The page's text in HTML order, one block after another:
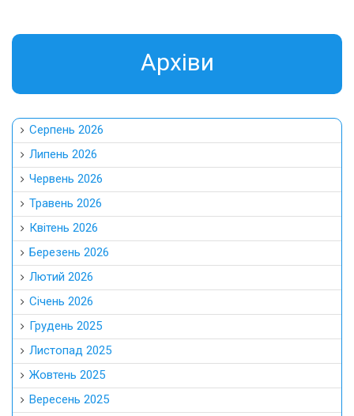
Aрхіви
Серпень 2026
Липень 2026
Червень 2026
Травень 2026
Квітень 2026
Березень 2026
Лютий 2026
Січень 2026
Грудень 2025
Листопад 2025
Жовтень 2025
Вересень 2025